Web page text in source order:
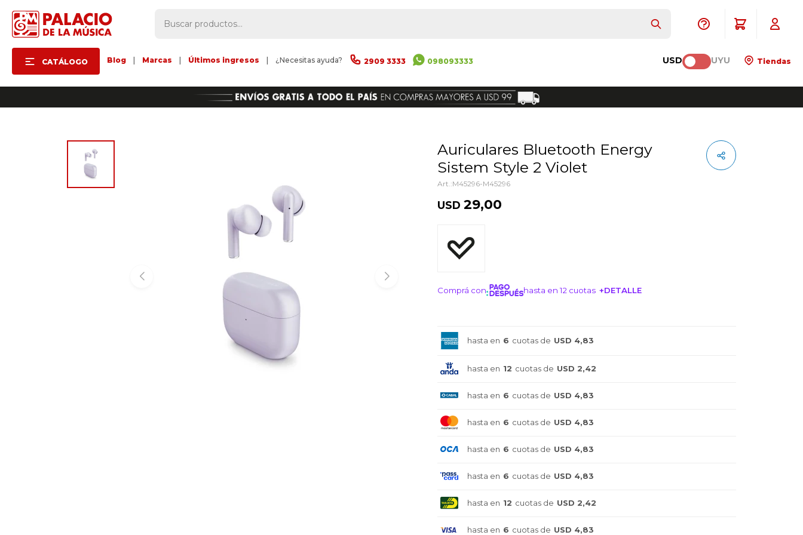
CATÁLOGO Blog Marcas Últimos ingresos ¿Necesitas ayuda? 2909 3333 098093333 USD UYU Tiendas
Auriculares Bluetooth Energy
Sistem Style 2 Violet
M45296-M45296
USD 29,00
Comprá con hasta en 12 cuotas +DETALLE
hasta en 6 cuotas de USD 4,83
hasta en 12 cuotas de USD 2,42
hasta en 6 cuotas de USD 4,83
hasta en 6 cuotas de USD 4,83
hasta en 6 cuotas de USD 4,83
hasta en 6 cuotas de USD 4,83
hasta en 12 cuotas de USD 2,42
hasta en 6 cuotas de USD 4,83